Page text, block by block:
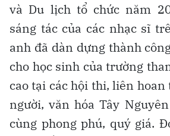
và Du lịch tổ chức năm
sáng tác của các nhạc sĩ
anh đã dàn dựng thành
cho học sinh của trường
cao tại các hội thi, liên hoan
người, văn hóa Tây
cùng phong phú, quý giá.